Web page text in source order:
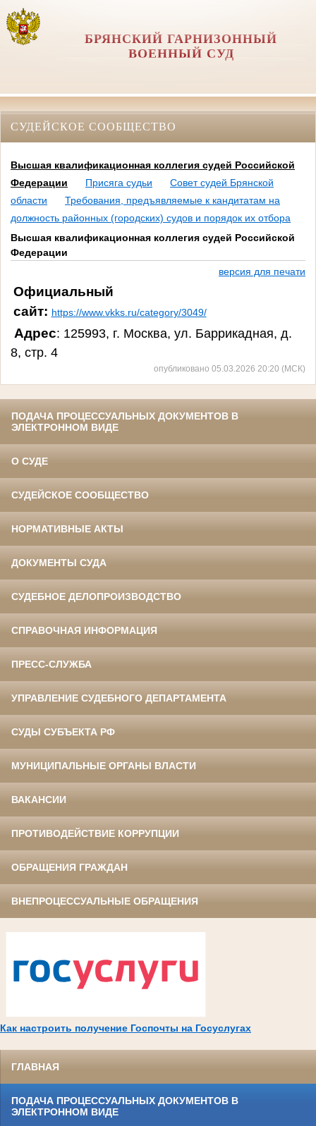
БРЯНСКИЙ ГАРНИЗОННЫЙ
ВОЕННЫЙ СУД
СУДЕЙСКОЕ СООБЩЕСТВО
Высшая квалификационная коллегия судей Российской
Федерации
Присяга судьи
Совет судей Брянской
области
Требования, предъявляемые к кандитатам на
должность районных (городских) судов и порядок их отбора
Высшая квалификационная коллегия судей Российской
Федерации
версия для печати
Официальный
сайт: https://www.vkks.ru/category/3049/
Адрес: 125993, г. Москва, ул. Баррикадная, д.
8, стр. 4
опубликовано 05.03.2026 20:20 (МСК)
ПОДАЧА ПРОЦЕССУАЛЬНЫХ ДОКУМЕНТОВ В
ЭЛЕКТРОННОМ ВИДЕ
О СУДЕ
СУДЕЙСКОЕ СООБЩЕСТВО
НОРМАТИВНЫЕ АКТЫ
ДОКУМЕНТЫ СУДА
СУДЕБНОЕ ДЕЛОПРОИЗВОДСТВО
СПРАВОЧНАЯ ИНФОРМАЦИЯ
ПРЕСС-СЛУЖБА
УПРАВЛЕНИЕ СУДЕБНОГО ДЕПАРТАМЕНТА
СУДЫ СУБЪЕКТА РФ
МУНИЦИПАЛЬНЫЕ ОРГАНЫ ВЛАСТИ
ВАКАНСИИ
ПРОТИВОДЕЙСТВИЕ КОРРУПЦИИ
ОБРАЩЕНИЯ ГРАЖДАН
ВНЕПРОЦЕССУАЛЬНЫЕ ОБРАЩЕНИЯ
Как настроить получение Госпочты на Госуслугах
ГЛАВНАЯ
ПОДАЧА ПРОЦЕССУАЛЬНЫХ ДОКУМЕНТОВ В
ЭЛЕКТРОННОМ ВИДЕ